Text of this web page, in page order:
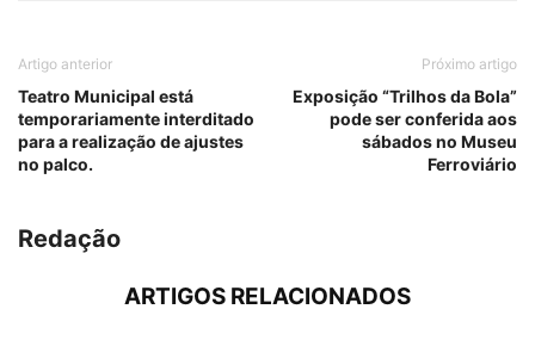
Artigo anterior
Teatro Municipal está
temporariamente interditado
para a realização de ajustes
no palco.
Próximo artigo
Exposição “Trilhos da Bola”
pode ser conferida aos
sábados no Museu
Ferroviário
Redação
ARTIGOS RELACIONADOS